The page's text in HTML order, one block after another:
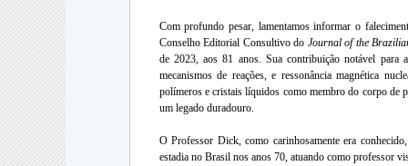
Com profundo pesar, lamentamos informar o
Conselho Editorial Consultivo do Journal of the
de 2023, aos 81 anos. Sua contribuição notável para
mecanismos de reações, e ressonância magnética
polímeros e cristais líquidos como membro do corpo de
um legado duradouro.
O Professor Dick, como carinhosamente era
estadia no Brasil nos anos 70, atuando como professor